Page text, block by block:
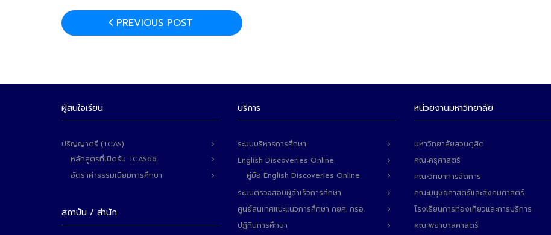
PREVIOUS POST
ผู้สนใจเรียน
ปริญญาตรี (TCAS)
หลักสูตรที่เปิดรับ TCAS66
อัตราค่าธรรมเนียมการศึกษา
สถาบัน / สำนัก
บริการ
ระบบบริหารการศึกษา
English Discoveries Online
คู่มือ English Discoveries Online
ระบบตรวจสอบผู้สำเร็จการศึกษา
ศูนย์สนเทศแนะแนวการศึกษา กยศ. กรอ.
ปฏิทินการศึกษา
หน่วยงานมหาวิทยาลัย
มหาวิทยาลัยสวนดุสิต
คณะครุศาสตร์
คณะวิทยาการจัดการ
คณะมนุษยศาสตร์และสังคมศาสตร์
โรงเรียนการท่องเที่ยวและการบริการ
คณะพยาบาลศาสตร์